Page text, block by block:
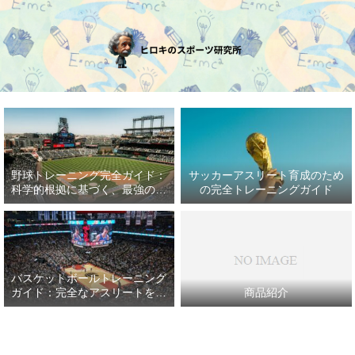
野球トレーニング完全ガイド：
科学的根拠に基づく、最強の野
球アスリート育成プラン
サッカーアスリート育成のため
の完全トレーニングガイド
バスケットボールトレーニング
ガイド：完全なアスリートを目
指して
商品紹介